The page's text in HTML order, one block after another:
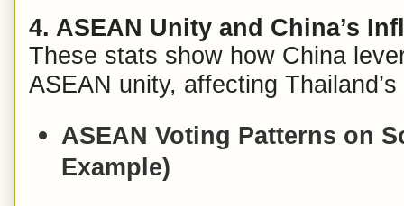
4. ASEAN Unity and China’s
These stats show how China
ASEAN unity, affecting
ASEAN Voting Patterns on
Example)